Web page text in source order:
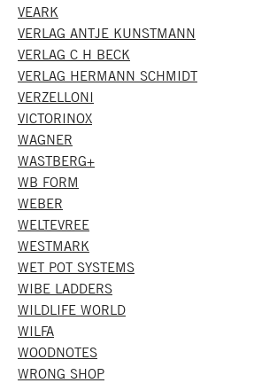
VEARK
VERLAG ANTJE KUNSTMANN
VERLAG C H BECK
VERLAG HERMANN SCHMIDT
VERZELLONI
VICTORINOX
WAGNER
WASTBERG+
WB FORM
WEBER
WELTEVREE
WESTMARK
WET POT SYSTEMS
WIBE LADDERS
WILDLIFE WORLD
WILFA
WOODNOTES
WRONG SHOP